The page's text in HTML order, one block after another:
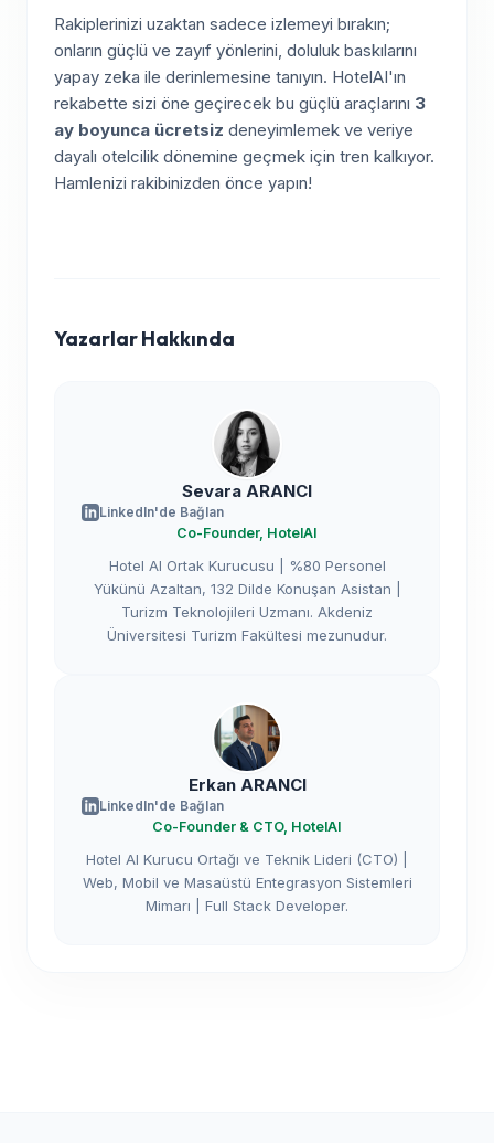
Rakiplerinizi uzaktan sadece izlemeyi bırakın;
onların güçlü ve zayıf yönlerini, doluluk baskılarını
yapay zeka ile derinlemesine tanıyın. HotelAI'ın
rekabette sizi öne geçirecek bu güçlü araçlarını 3
ay boyunca ücretsiz deneyimlemek ve veriye
dayalı otelcilik dönemine geçmek için tren kalkıyor.
Hamlenizi rakibinizden önce yapın!
Yazarlar Hakkında
Sevara ARANCI
LinkedIn'de Bağlan
Co-Founder, HotelAI
Hotel AI Ortak Kurucusu | %80 Personel
Yükünü Azaltan, 132 Dilde Konuşan Asistan |
Turizm Teknolojileri Uzmanı. Akdeniz
Üniversitesi Turizm Fakültesi mezunudur.
Erkan ARANCI
LinkedIn'de Bağlan
Co-Founder & CTO, HotelAI
Hotel AI Kurucu Ortağı ve Teknik Lideri (CTO) |
Web, Mobil ve Masaüstü Entegrasyon Sistemleri
Mimarı | Full Stack Developer.